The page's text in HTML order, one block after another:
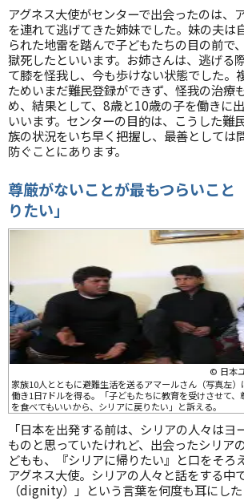
アグネス大使がセンターで出会ったのは、
を連れて逃げてきた姉妹でした。妹の夫は
られた地雷を踏んで子どもたちの目の前で
獄死したといいます。お姉さんは、逃げる
て膝を怪我し、今も歩けない状態でした。
ためいまだ難民登録ができず、怪我の治療
め、結果として、8歳と10歳の子を働きに
いいます。センターの目的は、こうした難
族の状況をいち早く把握し、最善としては
防ぐことにあります。
尊厳がないことが最もつらいこと
りたい」
© 日本
家族10人とともに避難生活を送るアマールさん（写真左
働き1日7ドルを得る。「子どもたちに教育を受けさせて
を食べてもいいから、シリアに戻りたい」と訴える。
「日本を出発する前は、シリアの人々はヨ
ものと思っていたけれど、出会ったシリア
どもも、『シリアに帰りたい』と口をそろ
アグネス大使。シリアの人々と話をする中
（dignity）」という言葉を何度も耳にした